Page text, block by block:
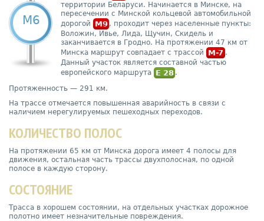
М6
территории Беларуси. Начинается в Минске, на
пересечении с Минской кольцевой автомобильной
дорогой
M9 , проходит через населенные пункты:
Воложин, Ивье, Лида, Щучин, Скидель и
заканчивается в Гродно. На протяжении 47 км от
Минска маршрут совпадает с трассой
M-7 .
Данный участок является составной частью
европейского маршрута E 28 .
Протяженность — 291 км.
На трассе отмечается повышенная аварийность в связи с
наличием нерегулируемых пешеходных переходов.
КОЛИЧЕСТВО ПОЛОС
На протяжении 65 км от Минска дорога имеет 4 полосы для
движения, остальная часть трассы двухполосная, по одной
полосе в каждую сторону.
СОСТОЯНИЕ
Трасса в хорошем состоянии, на отдельных участках дорожное
полотно имеет незначительные повреждения.